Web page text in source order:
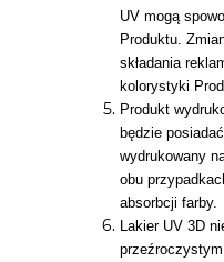
UV mogą
Produktu.
składania
kolorystyki
Produkt
będzie
wydrukowany
obu
absorbcji farby.
Lakier UV 3D